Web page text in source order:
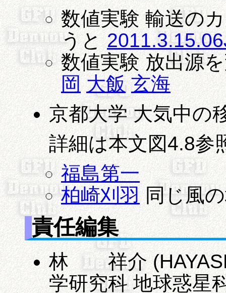
数値実験 輸送の
うと
数値実験 放出源
岡 大飯 玄海
京都大学 大気中の
詳細は本文図4.8参
福島第一
柏崎刈羽同じ風
責任編集
林 祥介
学研究科 地球惑星